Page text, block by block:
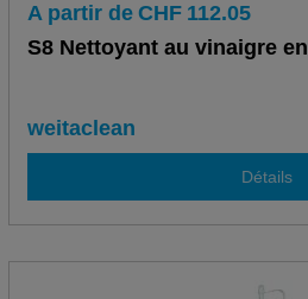
A partir de CHF 112.05
S8 Nettoyant au vinaigre
weitaclean
Détails